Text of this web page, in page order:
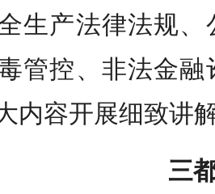
生产法律法规
管控、非法金
内容开展细致讲
三